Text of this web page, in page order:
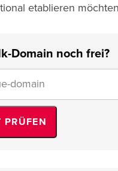
etablieren
Domain noch frei?
PRÜFEN